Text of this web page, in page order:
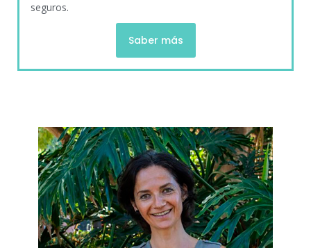
seguros.
Saber más